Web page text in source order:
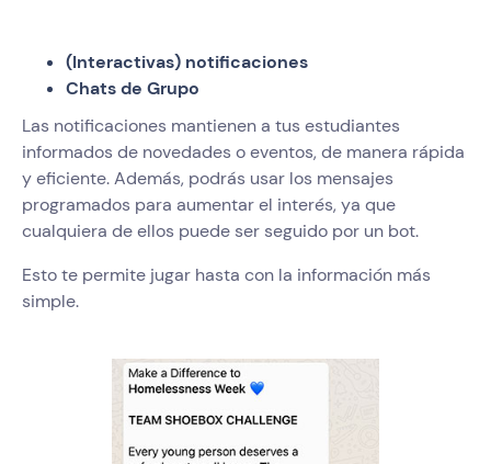
(Interactivas) notificaciones
Chats de Grupo
Las notificaciones mantienen a tus estudiantes
informados de novedades o eventos, de manera rápida
y eficiente. Además, podrás usar los mensajes
programados para aumentar el interés, ya que
cualquiera de ellos puede ser seguido por un bot.
Esto te permite jugar hasta con la información más
simple.